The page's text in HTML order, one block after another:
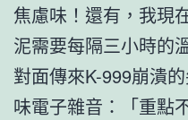
焦慮味！還有，我現
泥需要每隔三小時的
對面傳來K-999崩潰
味電子雜音：「重點